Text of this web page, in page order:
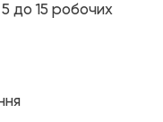
до 15 робочих